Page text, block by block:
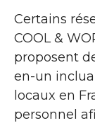
Certains
COOL &
proposent
en-un
locaux en
personnel